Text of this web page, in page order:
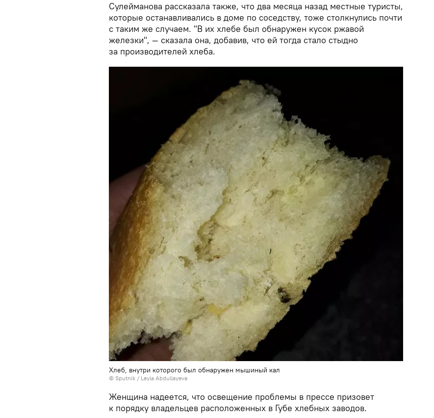
Сулейманова рассказала также, что два месяца назад местные туристы,
которые останавливались в доме по соседству, тоже столкнулись почти
с таким же случаем. "В их хлебе был обнаружен кусок ржавой
железки", — сказала она, добавив, что ей тогда стало стыдно
за производителей хлеба.
Хлеб, внутри которого был обнаружен мышиный кал
© Sputnik / Leyla Abdullayeva
Женщина надеется, что освещение проблемы в прессе призовет
к порядку владельцев расположенных в Губе хлебных заводов.